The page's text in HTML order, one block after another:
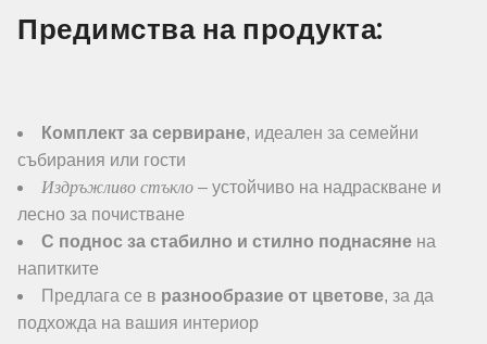
Предимства на продукта:
Комплект за сервиране, идеален за семейни
събирания или гости
Издръжливо стъкло – устойчиво на надраскване и
лесно за почистване
С поднос за стабилно и стилно поднасяне на
напитките
Предлага се в разнообразие от цветове, за да
подхожда на вашия интериор